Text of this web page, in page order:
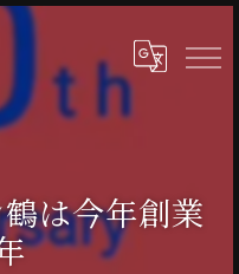
は今年創業